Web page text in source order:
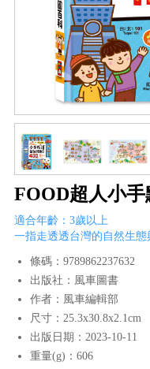
FOOD超人小
適合年齡：3歲以上
一指走透透台灣的自然生態
條碼：9789862237632
出版社：風車圖書
作者：風車編輯部
尺寸：25.3x30.8x2.1cm
出版日期：2023-10-11
重量(g)：606